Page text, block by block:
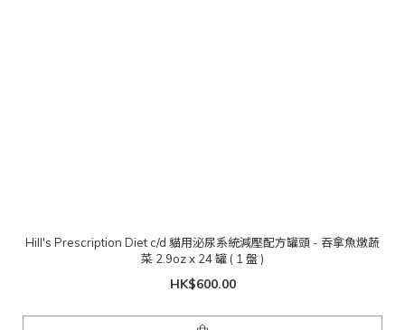
Hill's Prescription Diet c/d 貓用泌尿系統減壓配方罐頭 - 吞拿魚燉蔬
菜 2.9oz x 24 罐 ( 1 盤 )
HK$600.00